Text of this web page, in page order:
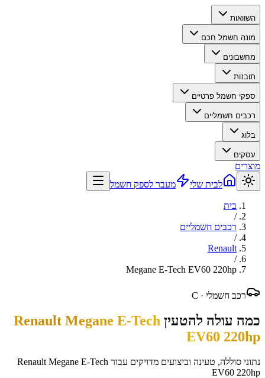
השוואות
מונה חשמל חכם
מחשבונים
תובנות
ספקי חשמל פרטיים
רכבים חשמליים
בלוג
עסקים
מוצרים
לבית שלי
מעבר לספק חשמל
בית
/
רכבים חשמליים
/
Renault
/
Megane E-Tech EV60 220hp
רכב חשמלי · C
כמה עולה להטעין Renault Megane E-Tech
EV60 220hp
נתוני סוללה, טעינה וביצועים מדויקים עבור Renault Megane E-Tech
EV60 220hp